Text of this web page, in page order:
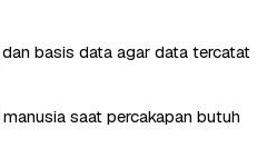
dan basis data agar data tercatat
saat percakapan butuh